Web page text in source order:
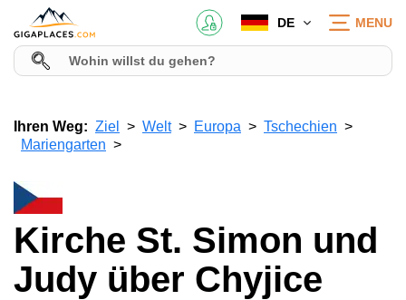
DE MENU
Ihren Weg: Ziel Welt Europa
Tschechien
Mariengarten
Kirche St. Simon und
Judy über Chyjice